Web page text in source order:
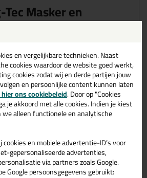
Masker en
geladen, opgevouwen folie. Door de
folie kun je hem makkelijk
dat het plastic blijft plakken aan de
op zijn plek blijft zitten. Deze is
afmetingen. Laat geen lijmresten
Masking-Tec Masker en Dispenser
grote, volledige oppervlakken. Ideaal
maskeren van bijvoorbeeld: wanden,
met masking tape is ideaal voor
lijnen of afscheidingen. De afdekfolie
en vergelijkbare technieken. Naast
cookies waardoor de website goed werkt,
cookies zodat wij en derde partijen jouw
en persoonlijke content kunnen laten
ons cookiebeleid. Door op "Cookies
je akkoord met alle cookies. Indien je kiest
we alleen functionele en analytische
en mobiele advertentie-ID’s voor
gepersonaliseerde advertenties,
via partners zoals Google.
Google persoonsgegevens gebruikt: